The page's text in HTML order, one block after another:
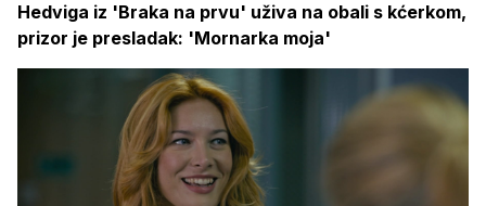
Hedviga iz 'Braka na prvu' uživa na obali s kćerkom,
prizor je presladak: 'Mornarka moja'